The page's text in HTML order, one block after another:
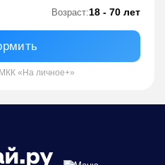
Возраст:18 - 70 лет
«На личное+»